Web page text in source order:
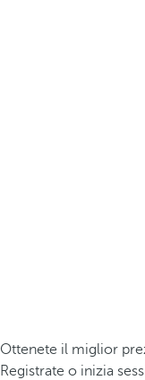
Ottenete il miglior
Registrate o inizia